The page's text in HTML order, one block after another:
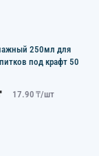
250мл для
под крафт 50
17.90 ₸/шт